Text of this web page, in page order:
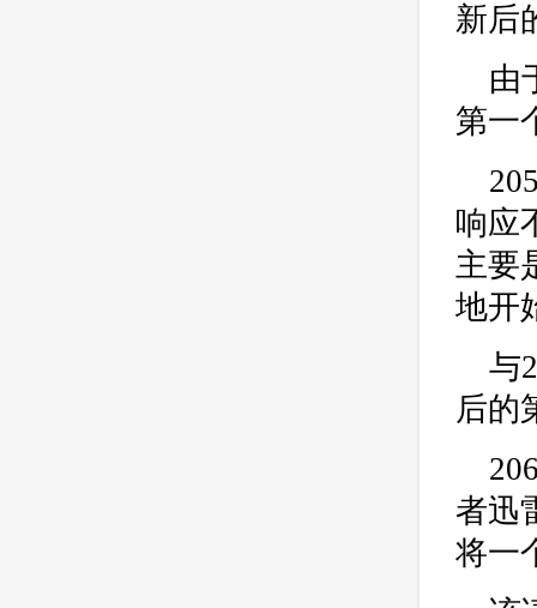
新后
由
第一
响应
主要
地开
与
后的
者迅
将一